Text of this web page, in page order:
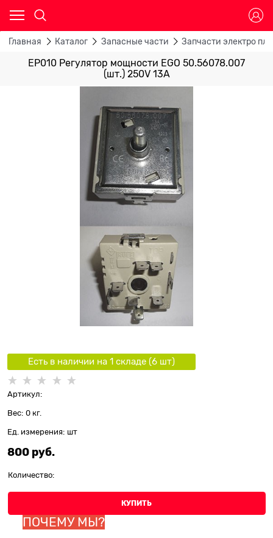
Главная Каталог Запасные части Запчасти электро
EP010 Регулятор мощности EGO 50.56078.007
(шт.) 250V 13A
Есть в наличии на 1 складe (6шт)
Артикул:
Вес: 0 кг.
Ед. измерения: шт
800 руб.
Количество:
КУПИТЬ
ПОЧЕМУ МЫ?